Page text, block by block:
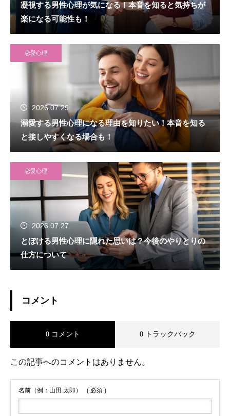
凝視する男性心理が気になる！本音を知ると気持ちが
楽になる可能性も！
恋愛心理
2026.07.29
溺愛する男性心理になる理由を知りたい！本音を知る
と接しやすくなる場合も！
恋愛心理
2026.07.27
とぼける男性心理に隠れた思いは？今後のやりとりの
仕方について
コメント
0 コメント 0 トラックバック
この記事へのコメントはありません。
名前（例：山田 太郎） ( 必須 )